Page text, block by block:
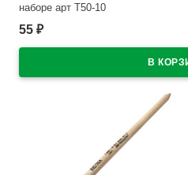
наборе арт Т50-10
В наличии
55 ₽